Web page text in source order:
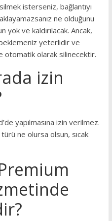
silmek isterseniz, bağlantıyı
ne olduğunu
ve kaldırılacak. Ancak,
yeterlidir ve
otomatik olarak silinecektir.
izin
yapılmasına izin verilmez.
ne olursa olsun, sıcak